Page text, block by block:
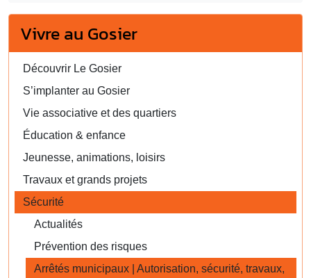
Vivre au Gosier
Découvrir Le Gosier
S’implanter au Gosier
Vie associative et des quartiers
Éducation & enfance
Jeunesse, animations, loisirs
Travaux et grands projets
Sécurité
Actualités
Prévention des risques
Arrêtés municipaux | Autorisation, sécurité, travaux,